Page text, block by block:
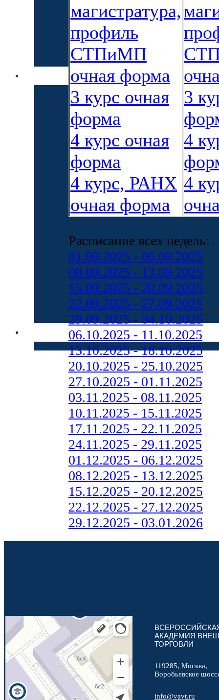
магистратура,
профиль
СТПиМП
очная форма
3 курс очная
форма
4 курс очная
форма
4 курс, РАНХ
очная форма
3
4
4
Расписание всех недель:
01.09.2025 - 06.09.2025
08.09.2025 - 13.09.2025
15.09.2025 - 20.09.2025
22.09.2025 - 27.09.2025
29.09.2025 - 04.10.2025
06.10.2025 - 11.10.2025
13.10.2025 - 18.10.2025
20.10.2025 - 25.10.2025
27.10.2025 - 01.11.2025
03.11.2025 - 08.11.2025
10.11.2025 - 15.11.2025
17.11.2025 - 22.11.2025
24.11.2025 - 29.11.2025
01.12.2025 - 06.12.2025
08.12.2025 - 13.12.2025
15.12.2025 - 20.12.2025
22.12.2025 - 27.12.2025
29.12.2025 - 03.01.2026
АКАДЕМИЯ
ТОРГОВЛИ
119285, Москва,
Воробьевское
info@vavt.ru